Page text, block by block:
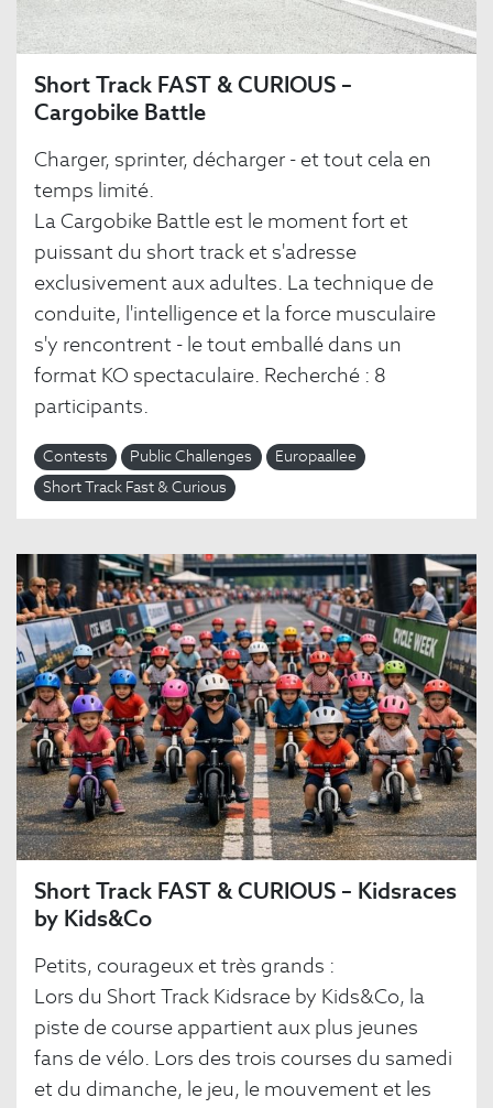
Short Track FAST & CURIOUS –
Cargobike Battle
Charger, sprinter, décharger - et tout cela en
temps limité.
La Cargobike Battle est le moment fort et
puissant du short track et s'adresse
exclusivement aux adultes. La technique de
conduite, l'intelligence et la force musculaire
s'y rencontrent - le tout emballé dans un
format KO spectaculaire. Recherché : 8
participants.
Contests Public Challenges
Europaallee
Short Track Fast & Curious
Short Track FAST & CURIOUS – Kidsraces
by Kids&Co
Petits, courageux et très grands :
Lors du Short Track Kidsrace by Kids&Co, la
piste de course appartient aux plus jeunes
fans de vélo. Lors des trois courses du samedi
et du dimanche, le jeu, le mouvement et les